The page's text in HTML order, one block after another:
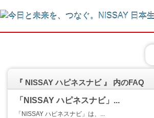
『 NISSAY ハピネスナビ 』 内のFAQ
「NISSAY ハピネスナビ」...
「NISSAY ハピネスナビ」は、...